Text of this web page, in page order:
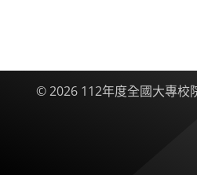
© 2026 112年度全國大專校